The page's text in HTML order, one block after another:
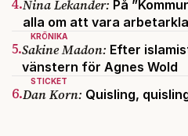
Nina Lekander: På
alla om att vara
KRÖNIKA
5.Sakine Madon: Efter
vänstern för Agnes Wold
STICKET
6.Dan Korn: Quisling,